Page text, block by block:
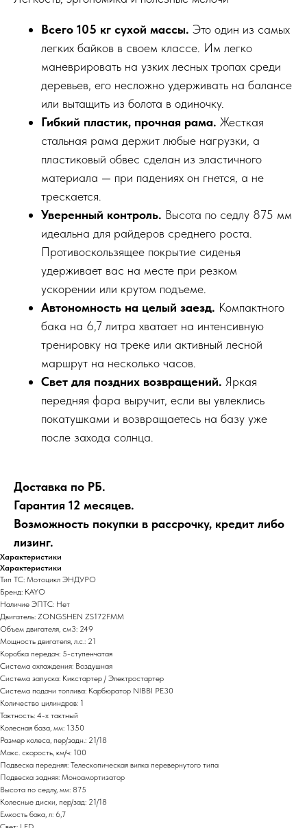
Всего 105 кг сухой массы. Это один из самых
легких байков в своем классе. Им легко
маневрировать на узких лесных тропах среди
деревьев, его несложно удерживать на балансе
или вытащить из болота в одиночку.
Гибкий пластик, прочная рама. Жесткая
стальная рама держит любые нагрузки, а
пластиковый обвес сделан из эластичного
материала — при падениях он гнется, а не
трескается.
Уверенный контроль. Высота по седлу 875 мм
идеальна для райдеров среднего роста.
Противоскользящее покрытие сиденья
удерживает вас на месте при резком
ускорении или крутом подъеме.
Автономность на целый заезд. Компактного
бака на 6,7 литра хватает на интенсивную
тренировку на треке или активный лесной
маршрут на несколько часов.
Свет для поздних возвращений. Яркая
передняя фара выручит, если вы увлеклись
покатушками и возвращаетесь на базу уже
после захода солнца.
Доставка по РБ.
Гарантия 12 месяцев.
Возможность покупки в рассрочку, кредит либо
лизинг.
Характеристики
Характеристики
Тип ТС: Мотоцикл ЭНДУРО
Бренд: KAYO
Наличие ЭПТС: Нет
Двигатель: ZONGSHEN ZS172FMM
Объем двигателя, см3: 249
Мощность двигателя, л.с.: 21
Коробка передач: 5-ступенчатая
Система охлаждения: Воздушная
Система запуска: Кикстартер / Электростартер
Система подачи топлива: Карбюратор NIBBI PE30
Количество цилиндров: 1
Тактность: 4-x тактный
Колесная база, мм: 1350
Размер колеса, пер/задн.: 21/18
Макс. скорость, км/ч: 100
Подвеска передняя: Телескопическая вилка перевернутого типа
Подвеска задняя: Моноамортизатор
Высота по седлу, мм: 875
Колесные диски, пер/зад: 21/18
Емкость бака, л: 6,7